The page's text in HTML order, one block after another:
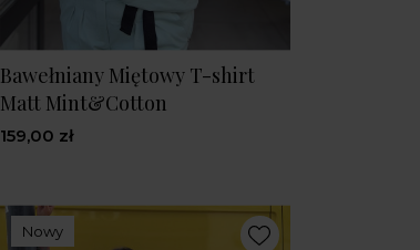
Bawełniany Miętowy T-shirt
Matt Mint&Cotton
159,00 zł
Nowy